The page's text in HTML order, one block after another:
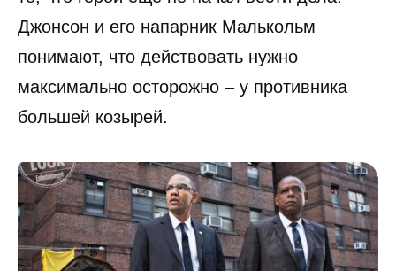
Джонсон и его напарник Малькольм
понимают, что действовать нужно
максимально осторожно – у противника
большей козырей.